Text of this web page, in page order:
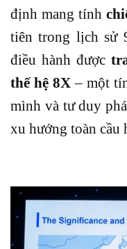
định mang tính
tiên trong lịch sử
điều hành được
thế hệ 8X – một
mình và tư duy
xu hướng toàn cầu